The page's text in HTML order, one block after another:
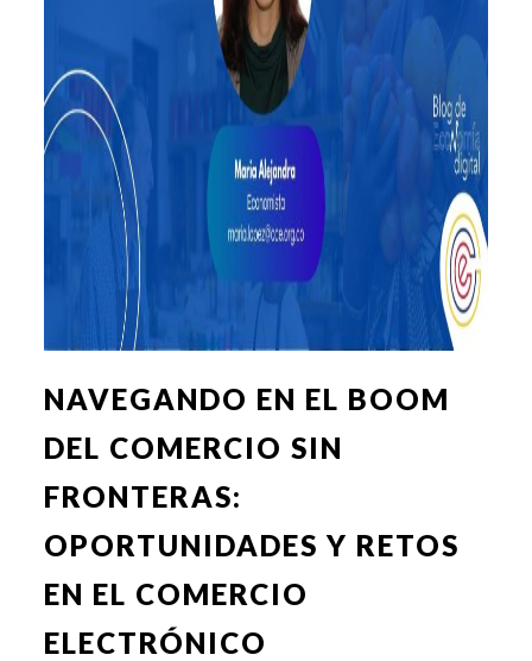
NAVEGANDO EN EL BOOM
DEL COMERCIO SIN
FRONTERAS:
OPORTUNIDADES Y RETOS
EN EL COMERCIO
ELECTRÓNICO